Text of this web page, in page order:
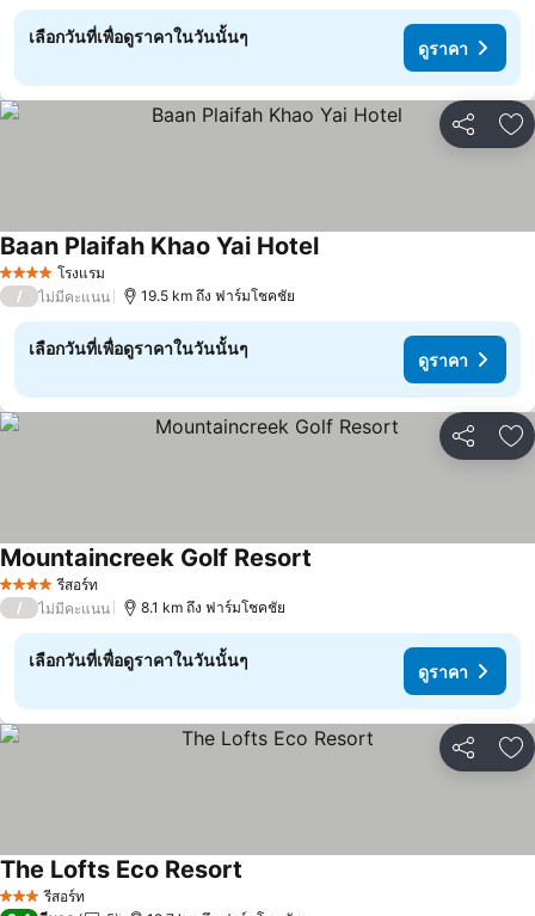
เลือกวันที่เพื่อดูราคาในวันนั้นๆ
ดูราคา
แชร์ เ
4 ดาว โรงแรม
Baan Plaifah Khao Yai Hotelดูราคา
/ ไม่มีคะแนน 19.5 km ถึง ฟาร์มโชคชัย
เลือกวันที่เพื่อดูราคาในวันนั้นๆ
ดูราคา
แชร์ เ
4 ดาว รีสอร์ท
Mountaincreek Golf Resort
/ ไม่มีคะแนน 8.1 km ถึง ฟาร์มโชคชัย
เลือกวันที่เพื่อดูราคาในวันนั้นๆ
ดูราคา
แชร์ เ
3 ดาว รีสอร์ท
The Lofts Eco Resort